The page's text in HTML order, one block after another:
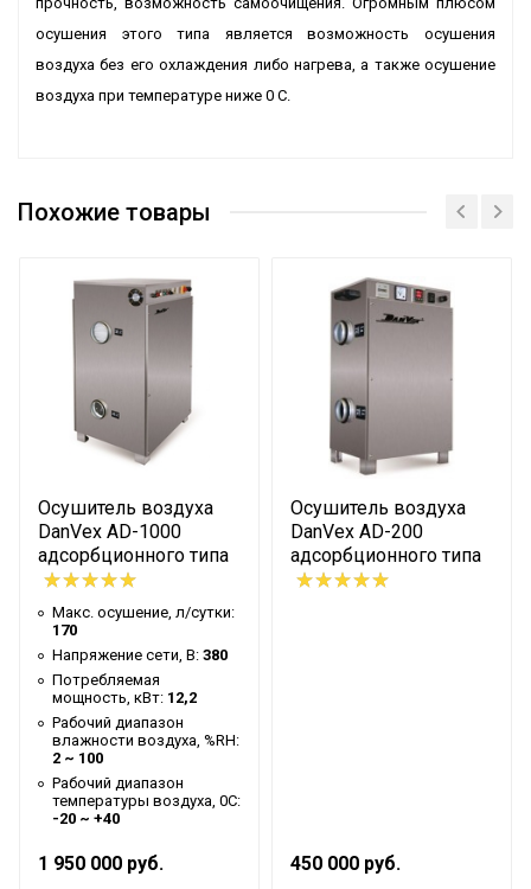
осушения этого типа является возможность осушения
воздуха без его охлаждения либо нагрева, а также осушение
воздуха при температуре ниже 0 C.
Похожие товары
Осушитель воздуха
DanVex AD-1000
адсорбционного типа
Макс. осушение, л/сутки:
170
Напряжение сети, В: 380
Потребляемая
мощность, кВт: 12,2
Рабочий диапазон
влажности воздуха, %RH:
2 ~ 100
Рабочий диапазон
температуры воздуха, 0С:
-20 ~ +40
1 950 000 руб.
Осушитель воздуха
DanVex AD-200
адсорбционного типа
450 000 руб.